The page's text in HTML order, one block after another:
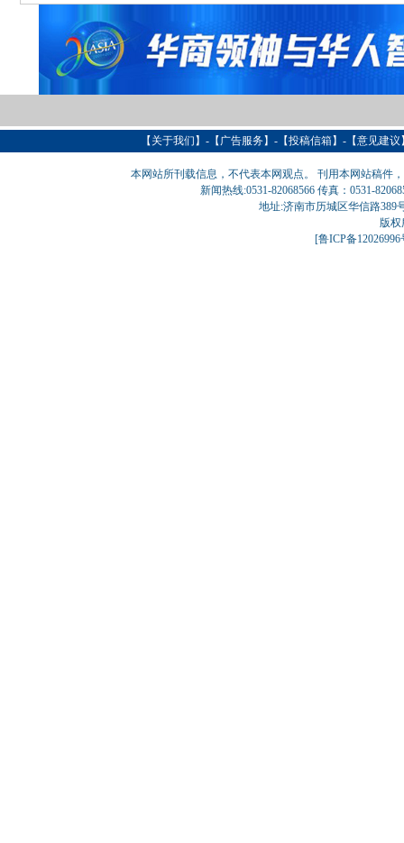
【 关于我们 】-【 广告服务】-【投稿信箱】-【意见建
本网站所刊载信息，不代表本网观点。 刊用本网站稿件
新闻热线:0531-82068566 传真：0531-
地址:济南市历城区华信路389
版
[鲁ICP备12026996